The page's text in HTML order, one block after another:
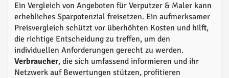
Ein Vergleich von Angeboten für Verputzer & Maler kann
erhebliches Sparpotenzial freisetzen. Ein aufmerksamer
Preisvergleich schützt vor überhöhten Kosten und hilft,
die richtige Entscheidung zu treffen, um den
individuellen Anforderungen gerecht zu werden.
Verbraucher, die sich umfassend informieren und ihr
Netzwerk auf Bewertungen stützen, profitieren